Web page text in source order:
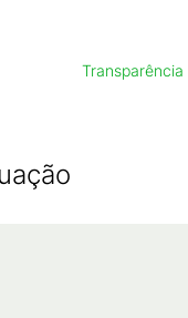
Transparência